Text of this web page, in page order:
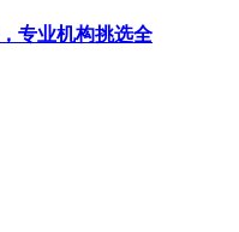
专业机构挑选全